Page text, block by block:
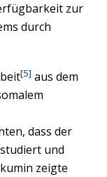
zur
durch
[5] aus dem
dass der
und
zeigte